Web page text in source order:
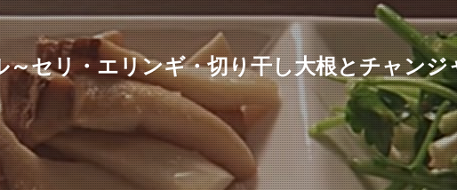
セリ・エリンギ・切り干し大根とチャンジ